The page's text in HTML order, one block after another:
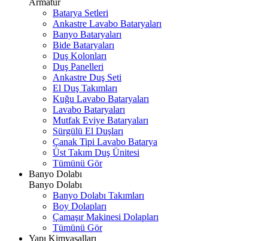
Armatür
Batarya Setleri
Ankastre Lavabo Bataryaları
Banyo Bataryaları
Bide Bataryaları
Duş Kolonları
Duş Panelleri
Ankastre Duş Seti
El Duş Takımları
Kuğu Lavabo Bataryaları
Lavabo Bataryaları
Mutfak Eviye Bataryaları
Sürgülü El Duşları
Çanak Tipi Lavabo Batarya
Üst Takım Duş Ünitesi
Tümünü Gör
Banyo Dolabı
Banyo Dolabı
Banyo Dolabı Takımları
Boy Dolapları
Çamaşır Makinesi Dolapları
Tümünü Gör
Yapı Kimyasalları